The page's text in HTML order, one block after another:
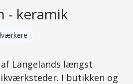
- keramik
Langelands længst
I butikken og